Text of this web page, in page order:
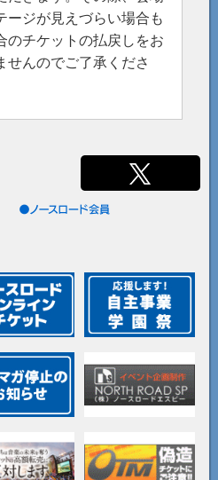
ージが見えづらい場合も
のチケットの払戻しをお
せんのでご了承くださ